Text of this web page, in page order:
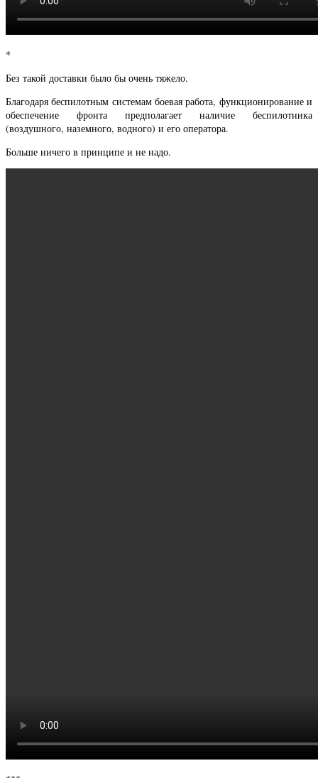
*
Без такой доставки было бы очень тяжело.
Благодаря беспилотным системам боевая работа, функционирование и
обеспечение фронта предполагает наличие беспилотника
(воздушного, наземного, водного) и его оператора.
Больше ничего в принципе и не надо.